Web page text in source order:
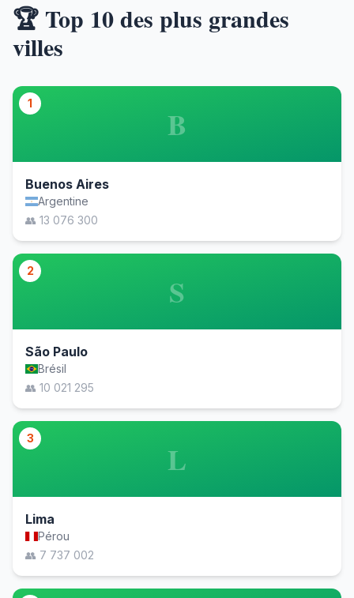
🏆 Top 10 des plus grandes
villes
1
B
Buenos Aires
Argentine
👥 13 076 300
2
S
São Paulo
Brésil
👥 10 021 295
3
L
Lima
Pérou
👥 7 737 002